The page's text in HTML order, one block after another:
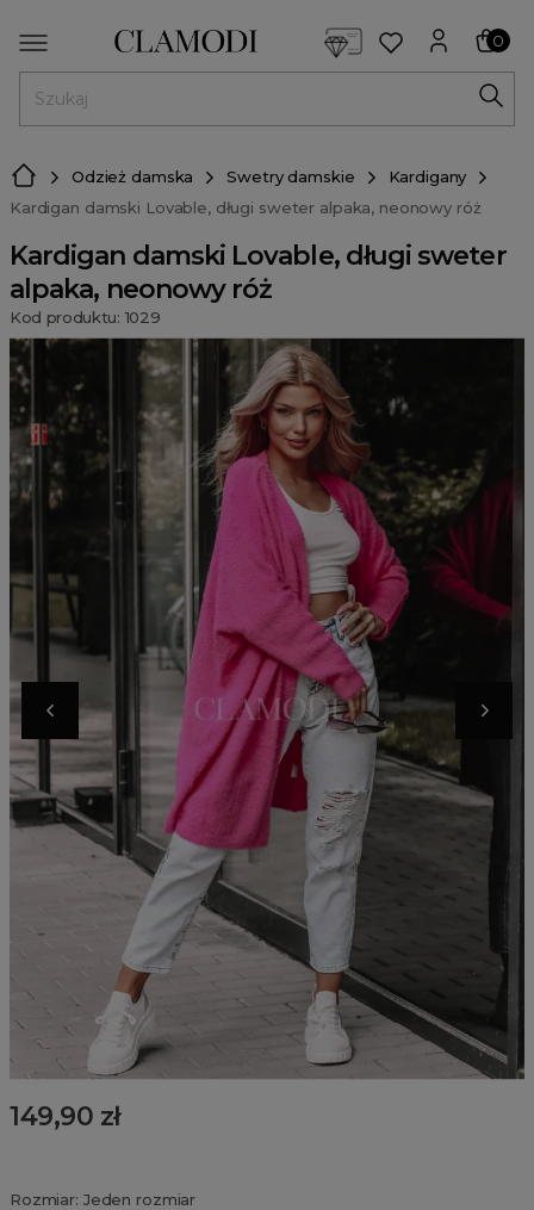
0
Odzież damska Swetry damskie
Kardigany
Kardigan damski Lovable, długi sweter alpaka, neonowy róż
Kardigan damski Lovable, długi sweter
alpaka, neonowy róż
Kod produktu: 1029
149,90 zł
Rozmiar: Jeden rozmiar